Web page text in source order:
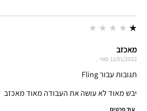
מאכזב
11/01/2022 סופי .
תגובות עבור Fling
יבש מאוד לא עושה את העבודה מאוד מאכזב
עוד פרטים